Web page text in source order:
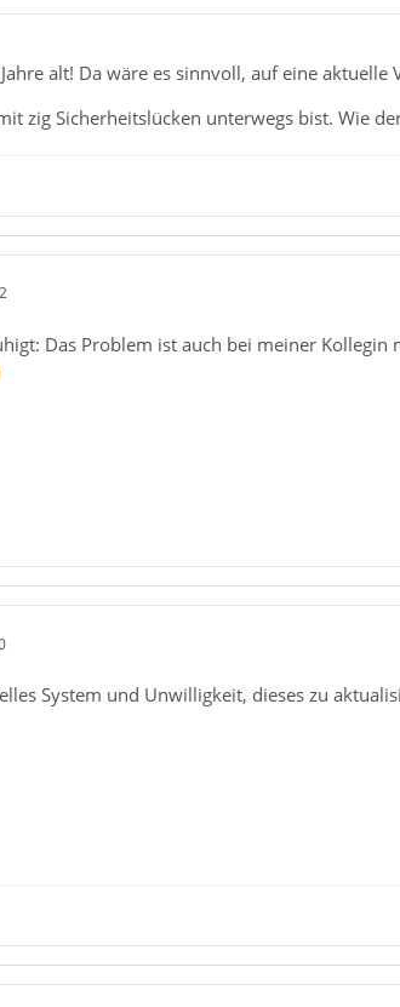
alt! Da wäre es sinnvoll, auf eine aktuelle
zig Sicherheitslücken unterwegs bist. Wie
Das Problem ist auch bei meiner
System und Unwilligkeit, dieses zu